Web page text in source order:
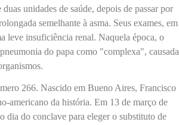
unidades de saúde, depois de passar por
semelhante à asma. Seus exames, em
leve insuficiência renal. Naquela época, o
do papa como "complexa", causada
266. Nascido em Bueno Aires, Francisco
americano da história. Em 13 de março de
dia do conclave para eleger o substituto de